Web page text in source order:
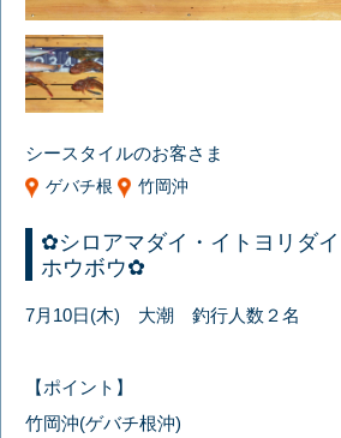
シースタイルのお客さま
ゲバチ根 竹岡沖
✿シロアマダイ・イトヨリダイ
ホウボウ✿
7月10日(木) 大潮 釣行人数２名
【ポイント】
竹岡沖(ゲバチ根沖)